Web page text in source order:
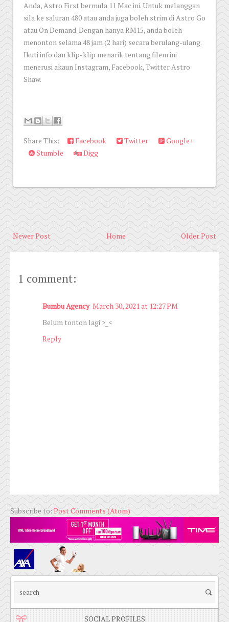
Anda, Astro First bermula 11 Mac ini. Untuk melanggan
sila ke saluran 480 atau anda juga boleh strim di Astro Go
atau On Demand. Dengan hanya RM15, anda boleh
menonton selama 48 jam (2 hari) secara berulang-ulang.
Ikuti info dan klip-klip menarik tentang filem ini
menerusi akaun Instagram, Facebook, Twitter Astro
Shaw.
Share This: Facebook Twitter
Google+
Stumble
Digg
Newer Post Older Post
Home
1 comment:
Bumbu Agency March 30, 2021 at 12:27 PM
Belum tonton lagi >_<
Reply
Subscribe to:Post Comments (Atom)
SOCIAL PROFILES